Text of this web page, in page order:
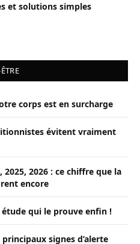
et solutions simples
corps est en surcharge
évitent vraiment
2025, 2026 : ce chiffre que la
encore
qui le prouve enfin !
signes d’alerte